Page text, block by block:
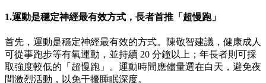
1.運動是穩定神經最有效方式，長者首推「超慢跑」
首先，運動是穩定神經最有效的方式。陳敬智建議，健康成人
可從事跑步等有氧運動，並持續 20 分鐘以上；年長者則可採
取強度較低的「超慢跑」。運動時間應儘量選在白天，避免夜
間激烈活動，以免干擾睡眠深度。